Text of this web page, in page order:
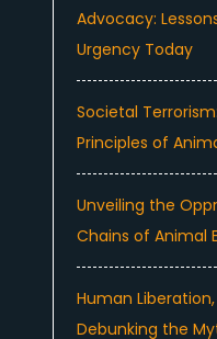
Advocacy:
Urgency Today
Societal
Principles of
Unveiling the
Chains of Animal
Human
Debunking the